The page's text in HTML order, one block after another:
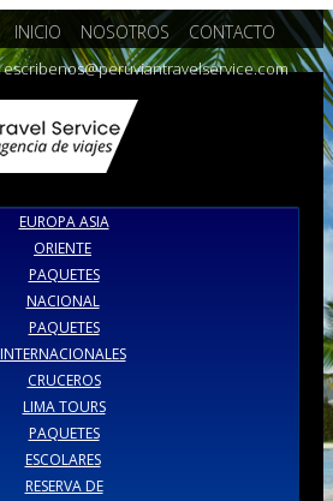
INICIO NOSOTROS CONTACTO
escribenos@peruviantravelservice.com
EUROPA ASIA
ORIENTE
PAQUETES
NACIONAL
PAQUETES
INTERNACIONALES
CRUCEROS
LIMA TOURS
PAQUETES
ESCOLARES
RESERVA DE